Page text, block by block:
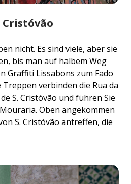
Cristóvão
nicht. Es sind viele, aber sie
bis man auf halbem Weg
Graffiti Lissabons zum Fado
verbinden die Rua da
S. Cristóvão und führen Sie
Oben angekommen
S. Cristóvão antreffen, die